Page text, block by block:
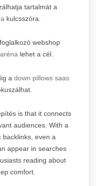
tartalmát a
kulcsszóra.
webshop
lehet a cél.
a down pillows saas
is that it connects
audiences. With a
even a
appear in searches
reading about
comfort.